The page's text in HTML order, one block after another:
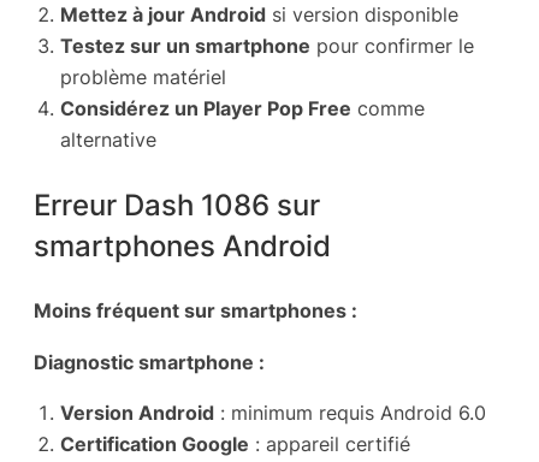
Mettez à jour Android si version disponible
Testez sur un smartphone pour confirmer le
problème matériel
Considérez un Player Pop Free comme
alternative
Erreur Dash 1086 sur
smartphones Android
Moins fréquent sur smartphones :
Diagnostic smartphone :
Version Android : minimum requis Android 6.0
Certification Google : appareil certifié